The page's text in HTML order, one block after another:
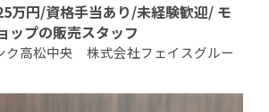
万円/資格手当あり/未経験歓迎/ モ
ップの販売スタッフ
ク高松中央 株式会社フェイスグルー